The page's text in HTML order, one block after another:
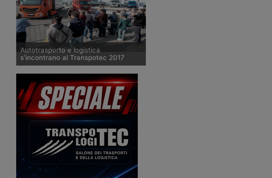
Autotrasporto e logistica
s’incontrano al Transpotec 2017
Da mercoledì 22 a sabato 25 febbraio
2017 si svolgerà alla Fiera di Verona il
Salone dedicato all’autotrasporto e alla
logistica, che quest’anno condividerà gli
spazi con il Samoter e con Asfaltica.